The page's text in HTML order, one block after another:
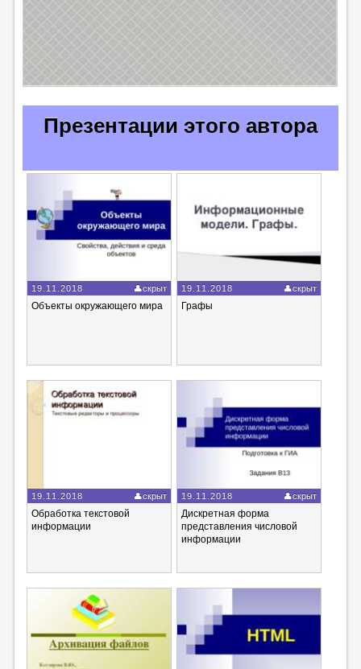
Презентации этого автора
19.11.2018 скрыт
Объекты окружающего мира
19.11.2018 скрыт
Графы
19.11.2018 скрыт
Обработка текстовой
информации
19.11.2018 скрыт
Дискретная форма
представления числовой
информации